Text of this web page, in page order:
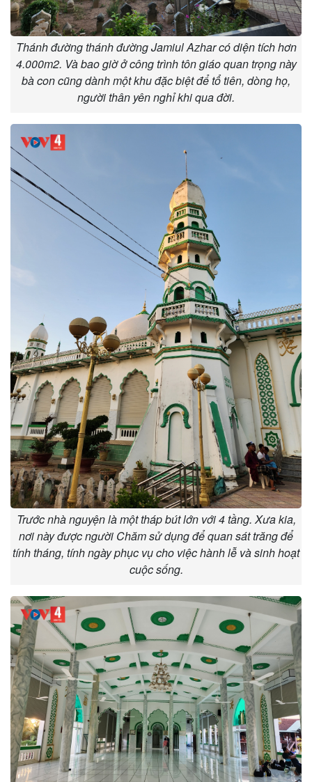
Thánh đường thánh đường Jamiul Azhar có diện tích hơn
4.000m2. Và bao giờ ở công trình tôn giáo quan trọng này
bà con cũng dành một khu đặc biệt để tổ tiên, dòng họ,
người thân yên nghỉ khi qua đời.
Trước nhà nguyện là một tháp bút lớn với 4 tầng. Xưa kia,
nơi này được người Chăm sử dụng để quan sát trăng để
tính tháng, tính ngày phục vụ cho việc hành lễ và sinh hoạt
cuộc sống.